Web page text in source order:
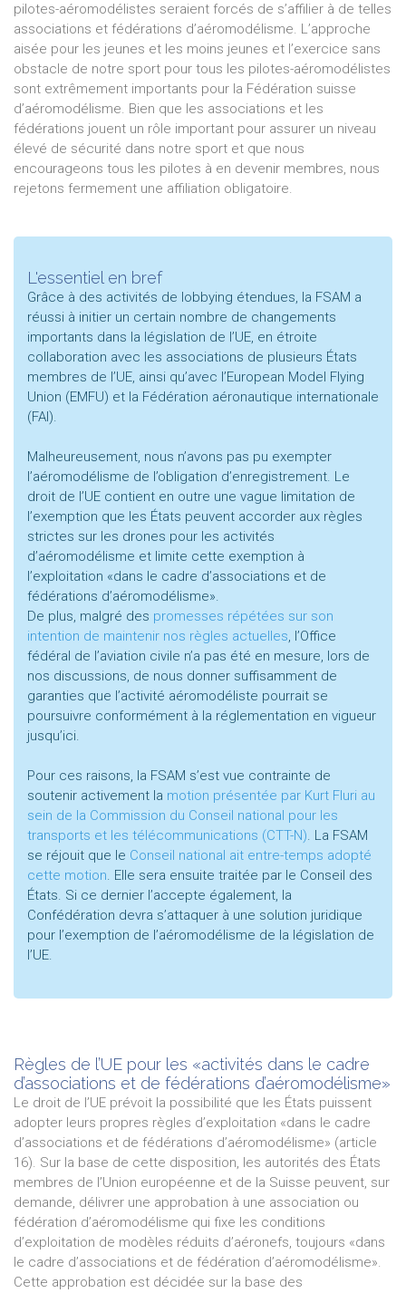
pilotes-aéromodélistes seraient forcés de s’affilier à de telles
associations et fédérations d’aéromodélisme. L’approche
aisée pour les jeunes et les moins jeunes et l’exercice sans
obstacle de notre sport pour tous les pilotes-aéromodélistes
sont extrêmement importants pour la Fédération suisse
d’aéromodélisme. Bien que les associations et les
fédérations jouent un rôle important pour assurer un niveau
élevé de sécurité dans notre sport et que nous
encourageons tous les pilotes à en devenir membres, nous
rejetons fermement une affiliation obligatoire.
L'essentiel en bref
Grâce à des activités de lobbying étendues, la FSAM a
réussi à initier un certain nombre de changements
importants dans la législation de l’UE, en étroite
collaboration avec les associations de plusieurs États
membres de l’UE, ainsi qu’avec l’European Model Flying
Union (EMFU) et la Fédération aéronautique internationale
(FAI).
Malheureusement, nous n’avons pas pu exempter
l’aéromodélisme de l’obligation d’enregistrement. Le
droit de l’UE contient en outre une vague limitation de
l’exemption que les États peuvent accorder aux règles
strictes sur les drones pour les activités
d’aéromodélisme et limite cette exemption à
l’exploitation «dans le cadre d’associations et de
fédérations d’aéromodélisme».
De plus, malgré des promesses répétées sur son
intention de maintenir nos règles actuelles, l’Office
fédéral de l’aviation civile n’a pas été en mesure, lors de
nos discussions, de nous donner suffisamment de
garanties que l’activité aéromodéliste pourrait se
poursuivre conformément à la réglementation en vigueur
jusqu’ici.
Pour ces raisons, la FSAM s’est vue contrainte de
soutenir activement la motion présentée par Kurt Fluri au
sein de la Commission du Conseil national pour les
transports et les télécommunications (CTT-N). La FSAM
se réjouit que le Conseil national ait entre-temps adopté
cette motion. Elle sera ensuite traitée par le Conseil des
États. Si ce dernier l’accepte également, la
Confédération devra s’attaquer à une solution juridique
pour l’exemption de l’aéromodélisme de la législation de
l’UE.
Règles de l’UE pour les «activités dans le cadre
d’associations et de fédérations d’aéromodélisme»
Le droit de l’UE prévoit la possibilité que les États puissent
adopter leurs propres règles d’exploitation «dans le cadre
d’associations et de fédérations d’aéromodélisme» (article
16). Sur la base de cette disposition, les autorités des États
membres de l’Union européenne et de la Suisse peuvent, sur
demande, délivrer une approbation à une association ou
fédération d’aéromodélisme qui fixe les conditions
d’exploitation de modèles réduits d’aéronefs, toujours «dans
le cadre d’associations et de fédération d’aéromodélisme».
Cette approbation est décidée sur la base des